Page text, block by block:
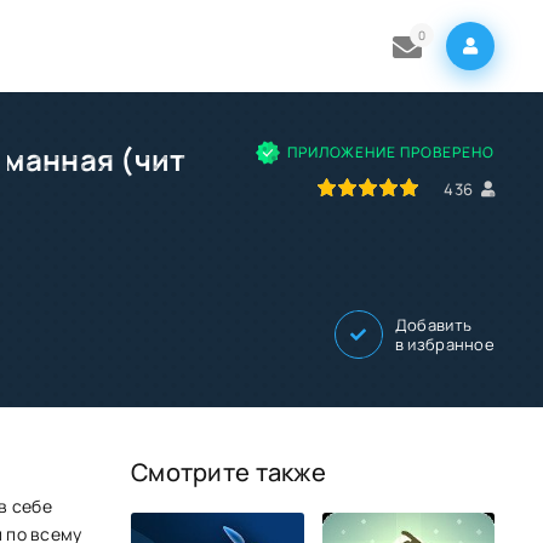
0
(чит
ПРИЛОЖЕНИЕ ПРОВЕРЕНО
436
Добавить
в избранное
себе
по всему
Смотрите также